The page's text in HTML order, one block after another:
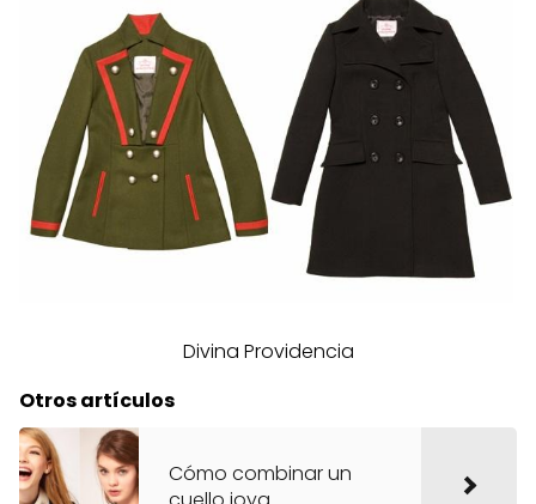
Divina Providencia
Otros artículos
Cómo combinar un